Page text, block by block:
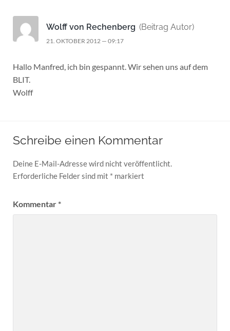
Wolff von Rechenberg (Beitrag Autor)
21. OKTOBER 2012 — 09:17
Hallo Manfred, ich bin gespannt. Wir sehen uns auf dem
BLIT.
Wolff
Schreibe einen Kommentar
Deine E-Mail-Adresse wird nicht veröffentlicht.
Erforderliche Felder sind mit * markiert
Kommentar*